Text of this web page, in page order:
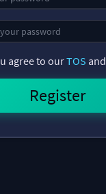
agree to ourTOS and